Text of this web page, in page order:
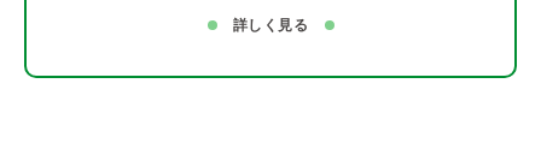
詳しく見る